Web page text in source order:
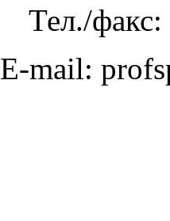
Тел./
E-mail: